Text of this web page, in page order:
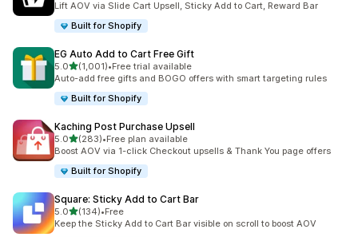
Lift AOV via Slide Cart Upsell, Sticky Add to Cart, Reward Bar
Built for Shopify
EG Auto Add to Cart Free Gift
5.05つ星中
(1,001)
合計レビュー数：1001件
•Free trial available
Auto-add free gifts and BOGO offers with smart targeting rules
Built for Shopify
Kaching Post Purchase Upsell
5.05つ星中
(283)
合計レビュー数：283件
•Free plan available
Boost AOV via 1-click Checkout upsells & Thank You page offers
Built for Shopify
Square: Sticky Add to Cart Bar
5.05つ星中
(134)
合計レビュー数：134件
•Free
Keep the Sticky Add to Cart Bar visible on scroll to boost AOV